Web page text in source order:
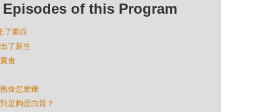
Episodes of this Program
了重症
了新生
食
食怎麼辦
足夠蛋白質？